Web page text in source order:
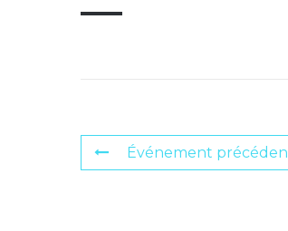
Événement